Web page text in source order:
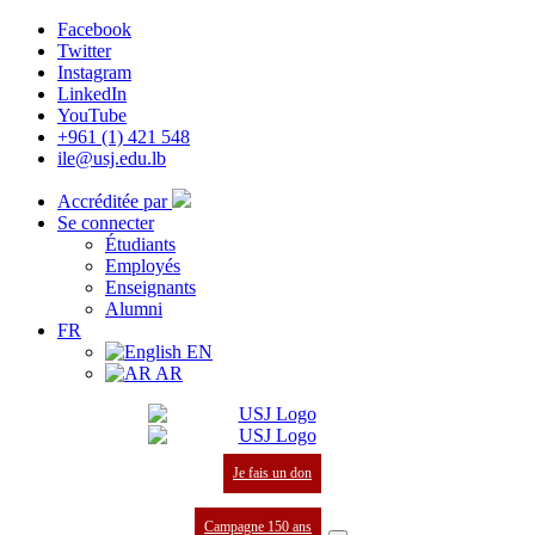
Facebook
Twitter
Instagram
LinkedIn
YouTube
+961 (1) 421 548
ile@usj.edu.lb
Accréditée par
Se connecter
Étudiants
Employés
Enseignants
Alumni
FR
EN
AR
Je fais un don
Campagne 150 ans